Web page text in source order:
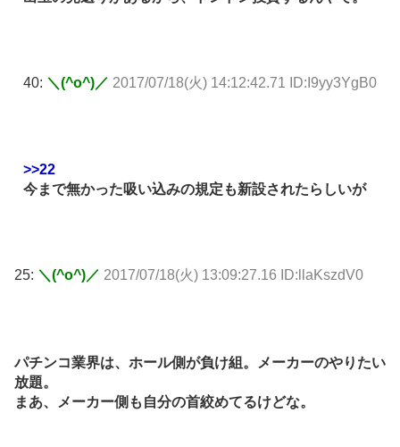
40: ＼(^o^)／ 2017/07/18(火) 14:12:42.71 ID:I9yy3YgB0
>>22
今まで無かった吸い込みの規定も新設されたらしいが
25: ＼(^o^)／ 2017/07/18(火) 13:09:27.16 ID:llaKszdV0
パチンコ業界は、ホール側が負け組。メーカーのやりたい
放題。
まあ、メーカー側も自分の首絞めてるけどな。